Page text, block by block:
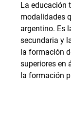
La educación
modalidades
argentino. Es
secundaria y
la formación
superiores en
la formación